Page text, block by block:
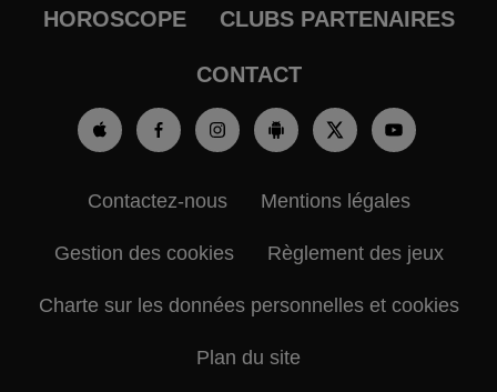
HOROSCOPE CLUBS PARTENAIRES
CONTACT
Contactez-nous Mentions légales
Gestion des cookies Règlement des jeux
Charte sur les données personnelles et cookies
Plan du site